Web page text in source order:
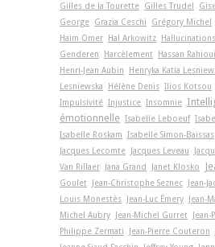
Gilles de la Tourette Gilles Trudel
George Grazia Ceschi Grégory Michel
Haim Omer
Hal Arkowitz Hallucinations
Genderen
Harcèlement Hassan Rahioui
Henri-Jean Aubin
Henryka Katia
Lesniewska
Hélène Denis Ilios Kotsou
Impulsivité Injustice Insomnie
émotionnelle Isabelle Leboeuf
Isabelle Roskam Isabelle Simon-Baïssas
Jacques Lecomte
Jacques Leveau
Van Rillaer
Jana Grand Janet Klosko
Goulet
Jean-Christophe Seznec Jean-
Louis Monestès
Jean-Luc Émery Jean-
Michel Aubry
Jean-Michel Gurret
Philippe Zermati
Jean-Pierre Couteron